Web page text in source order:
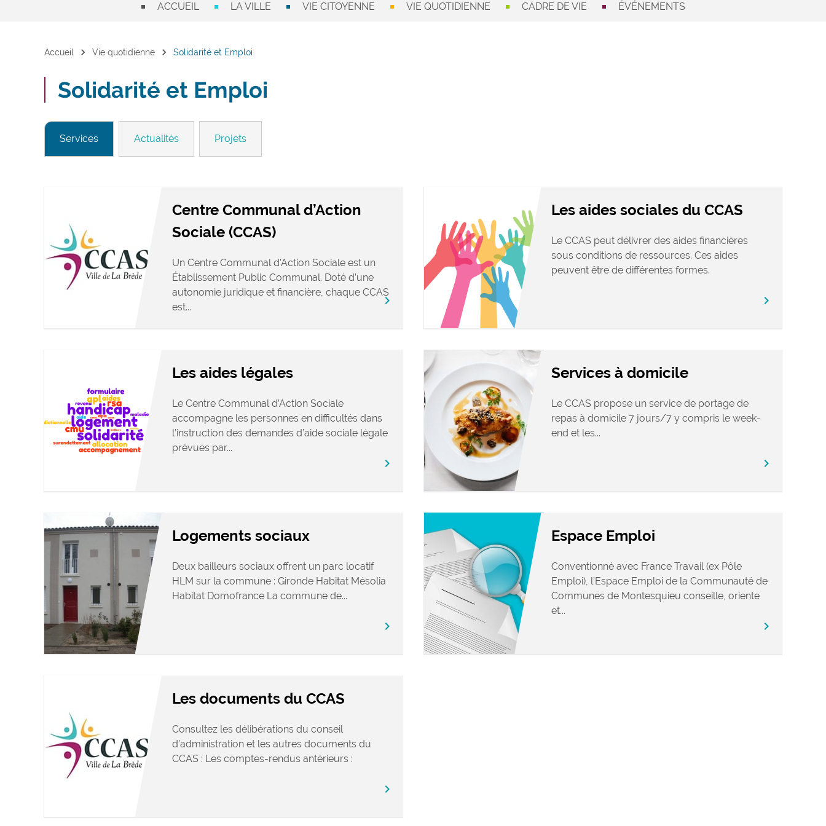
ACCUEIL LA VILLE VIE CITOYENNE VIE QUOTIDIENNE CADRE DE VIE ÉVÉNEMENTS
Accueil chevron_right Vie quotidienne chevron_right Solidarité et Emploi
Solidarité et Emploi
Services Actualités Projets
Centre Communal d’Action
Sociale (CCAS)
Un Centre Communal d’Action Sociale est un
Établissement Public Communal. Doté d’une
autonomie juridique et financière, chaque CCAS
est...
chevron_right
Les aides sociales du CCAS
Le CCAS peut délivrer des aides financières
sous conditions de ressources. Ces aides
peuvent être de différentes formes.
chevron_right
Les aides légales
Le Centre Communal d’Action Sociale
accompagne les personnes en difficultés dans
l’instruction des demandes d’aide sociale légale
prévues par...
chevron_right
Services à domicile
Le CCAS propose un service de portage de
repas à domicile 7 jours/7 y compris le week-
end et les...
chevron_right
Logements sociaux
Deux bailleurs sociaux offrent un parc locatif
HLM sur la commune : Gironde Habitat Mésolia
Habitat Domofrance La commune de...
chevron_right
Espace Emploi
Conventionné avec France Travail (ex Pôle
Emploi), l’Espace Emploi de la Communauté de
Communes de Montesquieu conseille, oriente
et...
chevron_right
Les documents du CCAS
Consultez les délibérations du conseil
d’administration et les autres documents du
CCAS : Les comptes-rendus antérieurs :
chevron_right